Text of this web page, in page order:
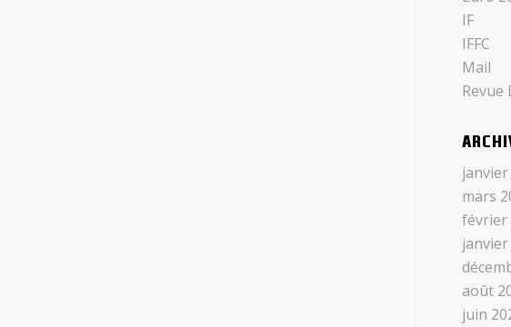
IF
IFFC
Mail
Revue
janvier
mars
février
janvier
août
juin